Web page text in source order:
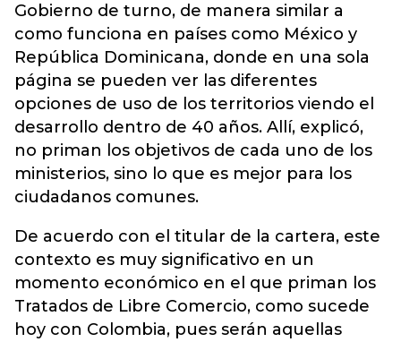
Gobierno de turno, de manera similar a
como funciona en países como México y
República Dominicana, donde en una sola
página se pueden ver las diferentes
opciones de uso de los territorios viendo el
desarrollo dentro de 40 años. Allí, explicó,
no priman los objetivos de cada uno de los
ministerios, sino lo que es mejor para los
ciudadanos comunes.
De acuerdo con el titular de la cartera, este
contexto es muy significativo en un
momento económico en el que priman los
Tratados de Libre Comercio, como sucede
hoy con Colombia, pues serán aquellas